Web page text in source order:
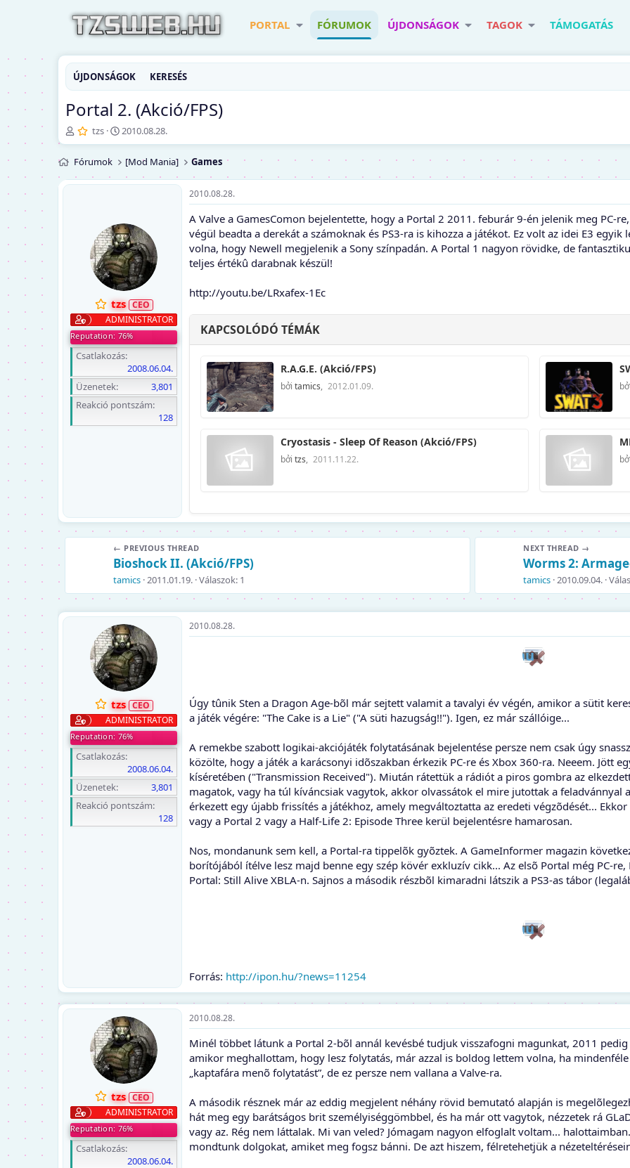
PORTAL FÓRUMOK ÚJDONSÁGOK TAGOK TÁMOGATÁS
ÚJDONSÁGOK KERESÉS
Portal 2. (Akció/FPS)
T
é
m
a
i
tzs
K
e
d
ő
u
m
2010.08.28.
Fórumok [Mod Mania] Games
tzs
ADMINISTRATOR
Reputation: 76%
Csatlakozás
2008.06.04.
Üzenetek
3,801
Reakció pontszám
128
2010.08.28.
A Valve a GamesComon bejelentette, hogy a Portal 2 2011. feburár 9-én jelenik meg PC-
végül beadta a derekát a számoknak és PS3-ra is kihozza a játékot. Ez volt az idei E3
volna, hogy Newell megjelenik a Sony színpadán. A Portal 1 nagyon rövidke, de
teljes értékû darabnak készül!
http://youtu.be/LRxafex-1Ec
KAPCSOLÓDÓ TÉMÁK
R.A.G.E. (Akció/FPS)
bởi tamics, 2012.01.09.
Cryostasis - Sleep Of Reason (Akció/FPS)
bởi tzs, 2011.11.22.
← PREVIOUS THREAD
Bioshock II. (Akció/FPS)
tamics 2011.01.19. Válaszok: 1
NEXT THREAD →
Worms 2:
tamics 2010.09.04.
tzs
ADMINISTRATOR
Reputation: 76%
Csatlakozás
2008.06.04.
Üzenetek
3,801
Reakció pontszám
128
2010.08.28.
Úgy tûnik Sten a Dragon Age-bõl már sejtett valamit a tavalyi év végén, amikor a sütit
a játék végére: "The Cake is a Lie" ("A süti hazugság!!"). Igen, ez már szállóige...
A remekbe szabott logikai-akciójáték folytatásának bejelentése persze nem csak úgy
közölte, hogy a játék a karácsonyi idõszakban érkezik PC-re és Xbox 360-ra. Neeem. Jött
kíséretében ("Transmission Received"). Miután rátettük a rádiót a piros gombra az
magatok, vagy ha túl kíváncsiak vagytok, akkor olvassátok el mire jutottak a feladvánnyal
érkezett egy újabb frissítés a játékhoz, amely megváltoztatta az eredeti végzõdését...
vagy a Portal 2 vagy a Half-Life 2: Episode Three kerül bejelentésre hamarosan.
Nos, mondanunk sem kell, a Portal-ra tippelõk gyõztek. A GameInformer magazin
borítójából ítélve lesz majd benne egy szép kövér exkluzív cikk... Az elsõ Portal még PC-
Portal: Still Alive XBLA-n. Sajnos a második részbõl kimaradni látszik a PS3-as tábor
Forrás: http://ipon.hu/?news=11254
tzs
ADMINISTRATOR
Reputation: 76%
Csatlakozás
2008.06.04.
2010.08.28.
Minél többet látunk a Portal 2-bõl annál kevésbé tudjuk visszafogni magunkat, 2011
amikor meghallottam, hogy lesz folytatás, már azzal is boldog lettem volna, ha
„kaptafára menõ folytatást”, de ez persze nem vallana a Valve-ra.
A második résznek már az eddig megjelent néhány rövid bemutató alapján is
hát meg egy barátságos brit személyiséggömbbel, és ha már ott vagytok, nézzetek rá
vagy az. Rég nem láttalak. Mi van veled? Jómagam nagyon elfoglalt voltam...
mondtunk dolgokat, amiket meg fogsz bánni. De azt hiszem, félretehetjük a